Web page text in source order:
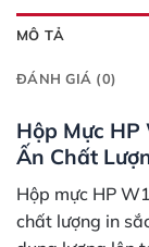
MÔ TẢ
ĐÁNH GIÁ (0)
Hộp Mực
Ấn Chất
Hộp mực HP
chất lượng in